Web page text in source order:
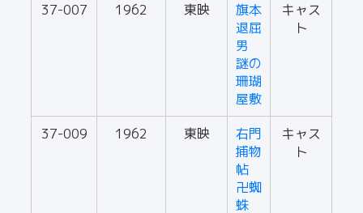
37-007 1962 東映
旗本
退屈
男
謎の
珊瑚
屋敷
キャス
ト
37-009 1962 東映
右門
捕物
帖
卍蜘
蛛
キャス
ト